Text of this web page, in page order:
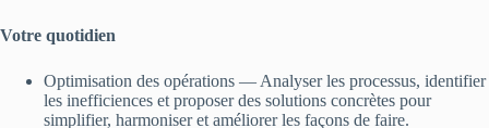
Votre quotidien
Optimisation des opérations — Analyser les processus, identifier
les inefficiences et proposer des solutions concrètes pour
simplifier, harmoniser et améliorer les façons de faire.